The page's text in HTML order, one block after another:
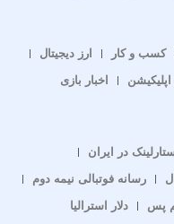
کسب و کار
ارز دیجیتال
اخبار بازی
در ایران
رسانه فوتبالی نیمه دوم
پس دلار استرالیا